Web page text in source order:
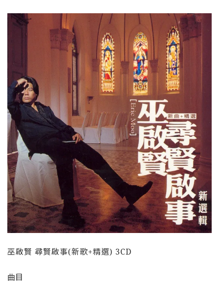
巫啟賢 尋賢啟事(新歌+精選) 3CD
曲目